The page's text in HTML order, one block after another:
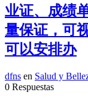
业证、成绩
量保证，可
可以安排办
dfns en Salud y
0 Respuestas